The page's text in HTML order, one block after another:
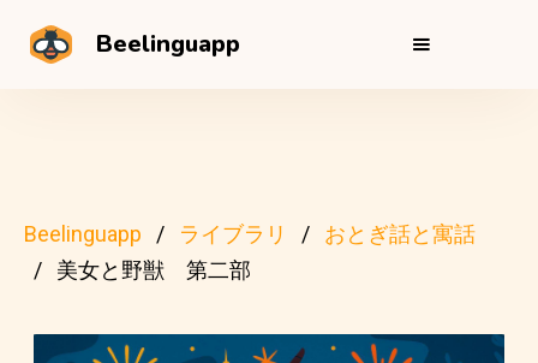
Beelinguapp
Beelinguapp ライブラリ
おとぎ話と寓話
美女と野獣 第二部